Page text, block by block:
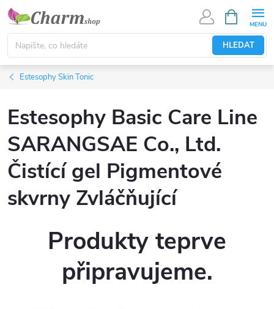
Přejít
obsah
HLEDAT
NÁKUPNÍ
KOŠÍK
Estesophy Skin Tonic
Estesophy Basic Care Line
SARANGSAE Co., Ltd.
Čistící gel Pigmentové
skvrny Zvláčňující
Produkty teprve
připravujeme.